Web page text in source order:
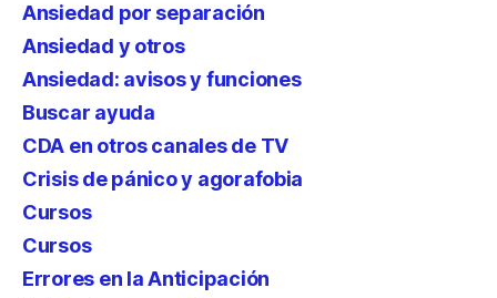
Ansiedad por separación
Ansiedad y otros
Ansiedad: avisos y funciones
Buscar ayuda
CDA en otros canales de TV
Crisis de pánico y agorafobia
Cursos
Cursos
Errores en la Anticipación